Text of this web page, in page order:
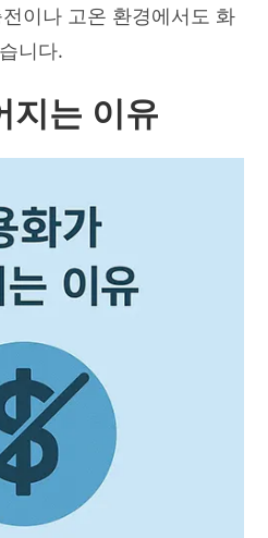
이나 고온 환경에서도 화
니다.
지는 이유